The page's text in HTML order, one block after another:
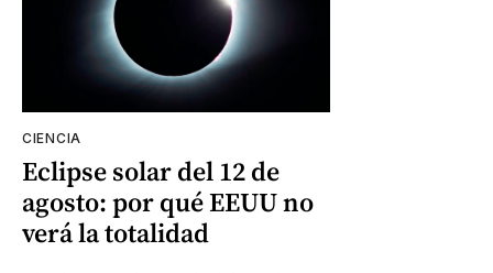
CIENCIA
Eclipse solar del 12 de
agosto: por qué EEUU no
verá la totalidad